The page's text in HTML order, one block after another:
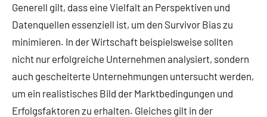
Generell gilt, dass eine Vielfalt an Perspektiven und
Datenquellen essenziell ist, um den Survivor Bias zu
minimieren. In der Wirtschaft beispielsweise sollten
nicht nur erfolgreiche Unternehmen analysiert, sondern
auch gescheiterte Unternehmungen untersucht werden,
um ein realistisches Bild der Marktbedingungen und
Erfolgsfaktoren zu erhalten. Gleiches gilt in der